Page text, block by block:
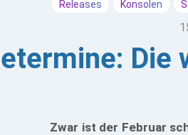
Releases Konsolen
Die
Zwar ist der Februar